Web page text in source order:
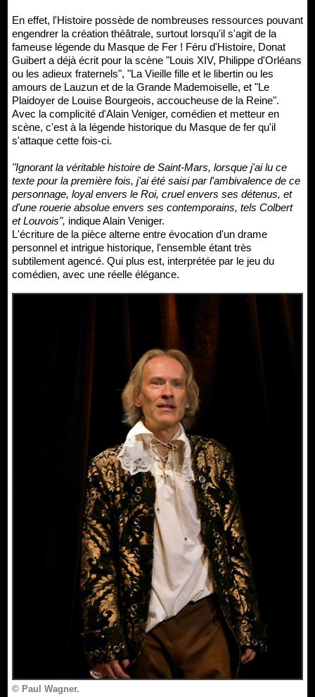
En effet, l'Histoire possède de nombreuses ressources pouvant
engendrer la création théâtrale, surtout lorsqu'il s'agit de la
fameuse légende du Masque de Fer ! Féru d'Histoire, Donat
Guibert a déjà écrit pour la scène "Louis XIV, Philippe d'Orléans
ou les adieux fraternels", "La Vieille fille et le libertin ou les
amours de Lauzun et de la Grande Mademoiselle, et "Le
Plaidoyer de Louise Bourgeois, accoucheuse de la Reine".
Avec la complicité d'Alain Veniger, comédien et metteur en
scène, c'est à la légende historique du Masque de fer qu'il
s'attaque cette fois-ci.
"Ignorant la véritable histoire de Saint-Mars, lorsque j'ai lu ce
texte pour la première fois, j'ai été saisi par l'ambivalence de ce
personnage, loyal envers le Roi, cruel envers ses détenus, et
d'une rouerie absolue envers ses contemporains, tels Colbert
et Louvois", indique Alain Veniger.
L'écriture de la pièce alterne entre évocation d'un drame
personnel et intrigue historique, l'ensemble étant très
subtilement agencé. Qui plus est, interprétée par le jeu du
comédien, avec une réelle élégance.
© Paul Wagner.